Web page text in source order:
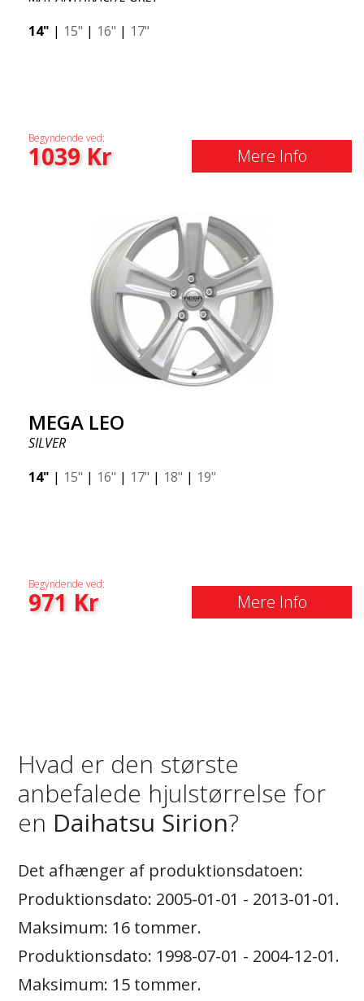
14" | 15" | 16" | 17"
Begyndende ved:
1039Kr Mere Info
MEGA LEO
SILVER
14" | 15" | 16" | 17" | 18" | 19"
Begyndende ved:
971 Kr Mere Info
Hvad er den største
anbefalede hjulstørrelse for
en Daihatsu Sirion?
Det afhænger af produktionsdatoen:
Produktionsdato: 2005-01-01 - 2013-01-01.
Maksimum: 16 tommer.
Produktionsdato: 1998-07-01 - 2004-12-01.
Maksimum: 15 tommer.